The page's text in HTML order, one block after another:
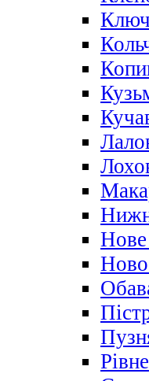
Нове
Рівне